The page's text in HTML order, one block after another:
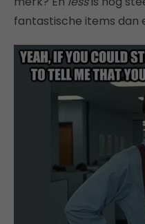
fantastische items dan